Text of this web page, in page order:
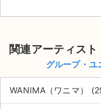
ご利用ガイド
ご利用ガイド
手数料・お支払い方法
AIに質問する
関連アーティスト
グループ・ユ
WANIMA（ワニマ）